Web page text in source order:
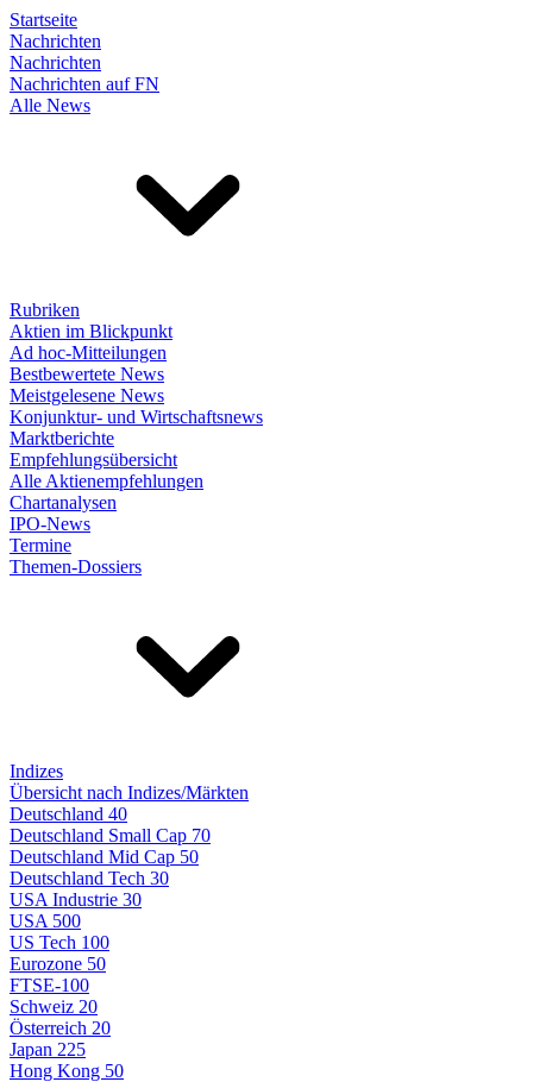
Startseite
Nachrichten
Nachrichten
Nachrichten auf FN
Alle News
Rubriken
Aktien im Blickpunkt
Ad hoc-Mitteilungen
Bestbewertete News
Meistgelesene News
Konjunktur- und Wirtschaftsnews
Marktberichte
Empfehlungsübersicht
Alle Aktienempfehlungen
Chartanalysen
IPO-News
Termine
Themen-Dossiers
Indizes
Übersicht nach Indizes/Märkten
Deutschland 40
Deutschland Small Cap 70
Deutschland Mid Cap 50
Deutschland Tech 30
USA Industrie 30
USA 500
US Tech 100
Eurozone 50
FTSE-100
Schweiz 20
Österreich 20
Japan 225
Hong Kong 50